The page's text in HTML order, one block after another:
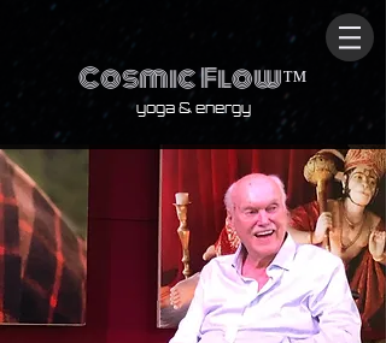
Cosmic Flow™
yoga & energy